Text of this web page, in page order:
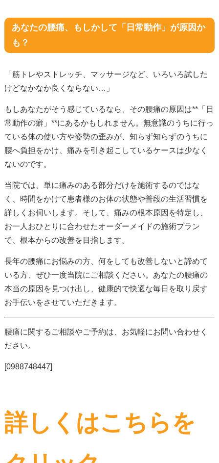
あなたの腰痛、もしかして「日常動作」が原因か
も？
「筋トレやストレッチ、マッサージなど、いろいろ試した
けどなかなか良くならない…」
もしあなたがそう感じているなら、その腰痛の原因は**「日
常動作の癖」**にあるかもしれません。無意識のうちに行っ
ている体の使い方や姿勢の歪みが、知らず知らずのうちに
腰へ負担をかけ、痛みを引き起こしているケースは少なく
ないのです。
当院では、単に痛みのある部分だけを施術するのではな
く、時間をかけて患者様のお体の状態や普段の生活習慣を
詳しくお伺いします。そして、痛みの根本原因を特定し、
お一人おひとりに合わせたオーダーメイドの施術プラン
で、根本からの改善を目指します。
長年の腰痛にお悩みの方、何をしても改善しないと諦めて
いる方、ぜひ一度当院にご相談ください。あなたの腰痛の
本当の原因を見つけ出し、健康的で快適な毎日を取り戻す
お手伝いをさせていただきます。
腰痛に関するご相談やご予約は、お気軽にお問い合わせく
ださい。
[0988748447]
詳しくはこちらを